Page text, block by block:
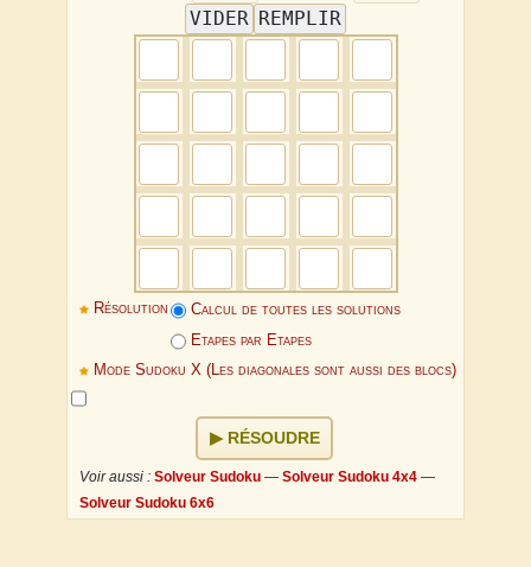
Résolution
Calcul de toutes les solutions
Etapes par Etapes
Mode Sudoku X (Les diagonales sont aussi des blocs)
RÉSOUDRE
Voir aussi : Solveur Sudoku —Solveur Sudoku 4x4 —
Solveur Sudoku 6x6